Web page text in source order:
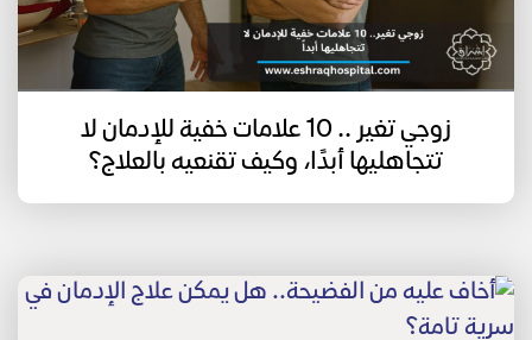
زوجي تغير .. 10 علامات خفية للإدمان لا
تتجاهليها أبدًا، وكيف تقنعيه بالعلاج؟